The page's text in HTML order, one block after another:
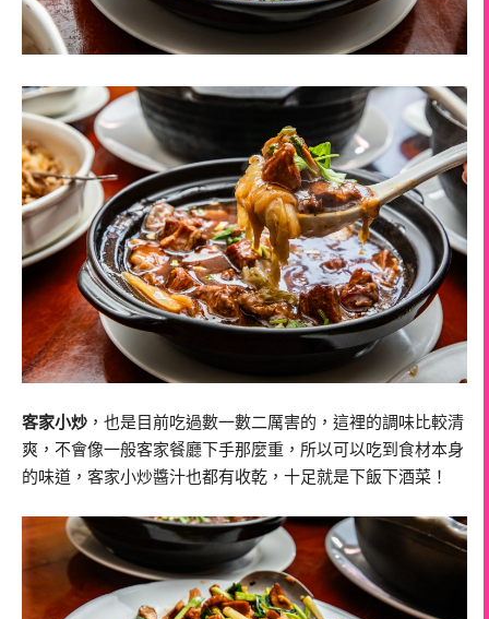
客家小炒 ，也是目前吃過數一數二厲害的，這裡的調味比較清
爽，不會像一般客家餐廳下手那麼重，所以可以吃到食材本身
的味道，客家小炒醬汁也都有收乾，十足就是下飯下酒菜！